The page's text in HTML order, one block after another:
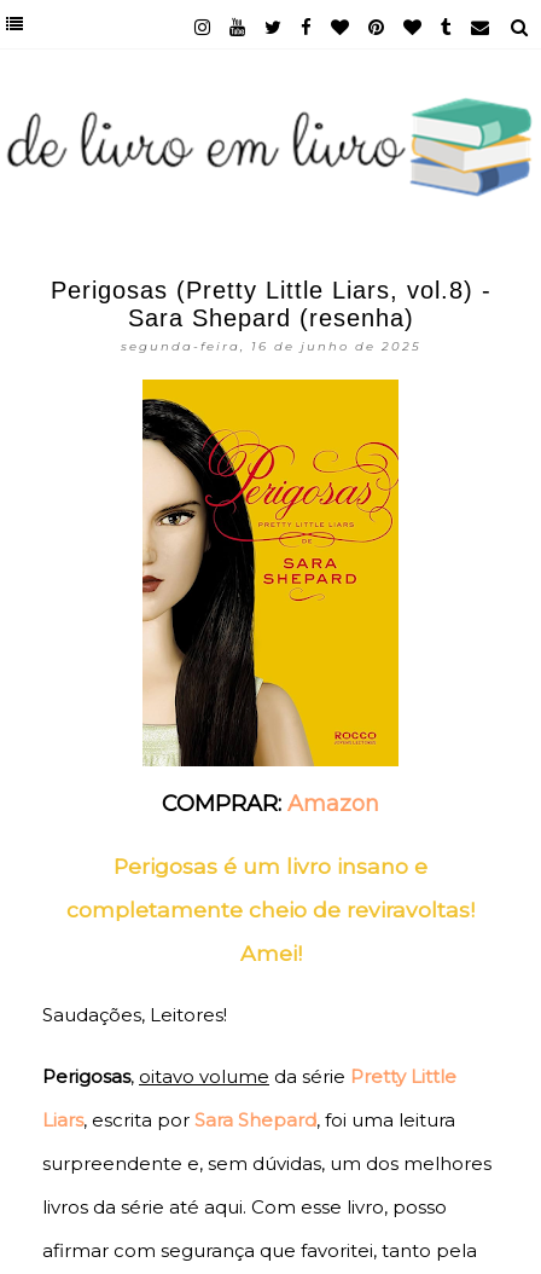
Perigosas (Pretty Little Liars, vol.8) -
Sara Shepard (resenha)
segunda-feira, 16 de junho de 2025
COMPRAR: Amazon
Perigosas é um livro insano e
completamente cheio de reviravoltas!
Amei!
Saudações, Leitores!
Perigosas, oitavo volume da série Pretty Little
Liars, escrita por Sara Shepard, foi uma leitura
surpreendente e, sem dúvidas, um dos melhores
livros da série até aqui. Com esse livro, posso
afirmar com segurança que favoritei, tanto pela